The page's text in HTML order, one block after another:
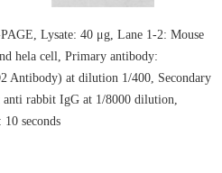
Lysate: 40 μg, Lane 1-2: Mouse
hela cell, Primary antibody:
Antibody) at dilution 1/400, Secondary
anti rabbit IgG at 1/8000 dilution,
seconds